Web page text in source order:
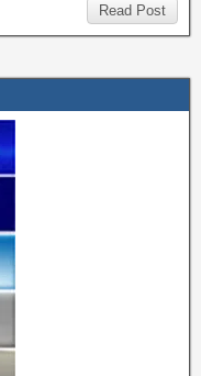
Read Post